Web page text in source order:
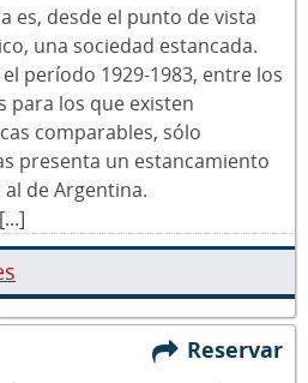
es, desde el punto de vista
una sociedad estancada.
período 1929-1983, entre los
para los que existen
comparables, sólo
presenta un estancamiento
de Argentina.
Reservar